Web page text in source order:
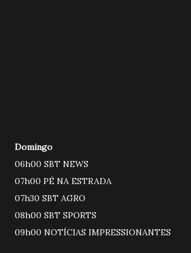
Domingo
06h00 SBT
07h00 PÉ NA
07h30 SBT
08h00 SBT
09h00 NOTÍCIAS